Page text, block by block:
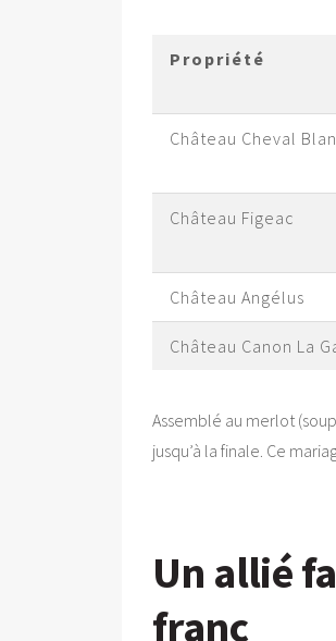
Propriété
Château Cheval
Château Figeac
Château Angélus
Château Canon La
Assemblé au merlot
jusqu’à la finale. Ce
Un allié
franc